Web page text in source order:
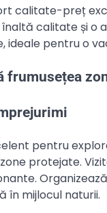
calitate-preț
calitate și o
ideale pentru o
frumusețea
pentru
protejate.
în mijlocul naturii.